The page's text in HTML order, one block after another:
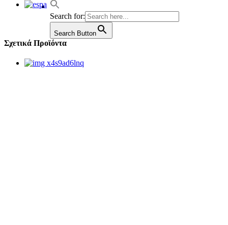
Search for:
Search Button
Σχετικά Προϊόντα